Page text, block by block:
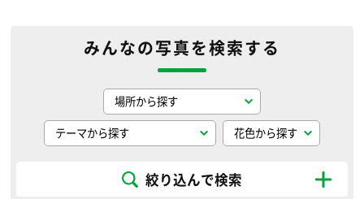
みんなの写真を検索する
絞り込んで検索